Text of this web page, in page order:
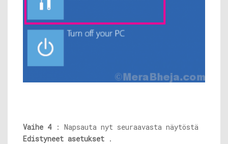
Vaihe 4: Napsauta nyt seuraavasta näytöstä
Edistyneet asetukset .